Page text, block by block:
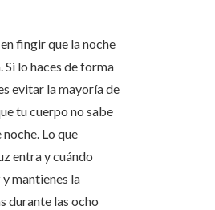
fingir que la noche
Si lo haces de forma
evitar la mayoría de
tu cuerpo no sabe
noche. Lo que
entra y cuándo
y mantienes la
durante las ocho